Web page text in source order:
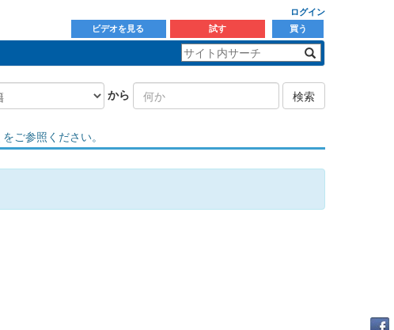
ログイン
ビデオを見る
試す 買う
から 検索
をご参照ください。